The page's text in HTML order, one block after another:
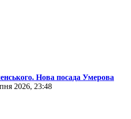
Нова посада Умерова
2026, 23:48